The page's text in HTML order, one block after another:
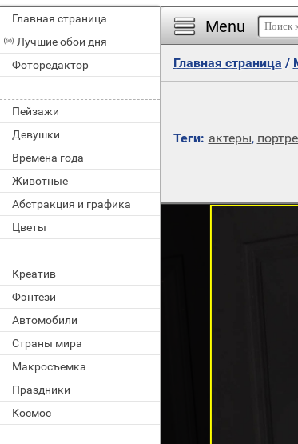
Главная страница
Лучшие обои дня
Фоторедактор
Пейзажи
Девушки
Времена года
Животные
Абстракция и графика
Цветы
Креатив
Фэнтези
Автомобили
Страны мира
Макросъемка
Праздники
Космос
Menu
Главная страница /
Теги: актеры,